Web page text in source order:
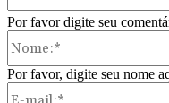
Por favor digite seu
Por favor, digite seu nome